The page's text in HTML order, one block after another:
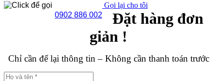
0902 886 002
Gọi lại cho tôi
Đặt hàng đơn
giản !
Chỉ cần để lại thông tin – Không cần thanh toán trước